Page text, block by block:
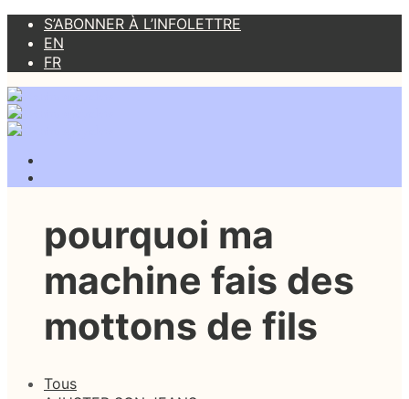
S’ABONNER À L’INFOLETTRE
EN
FR
pourquoi ma
machine fais des
mottons de fils
Tous